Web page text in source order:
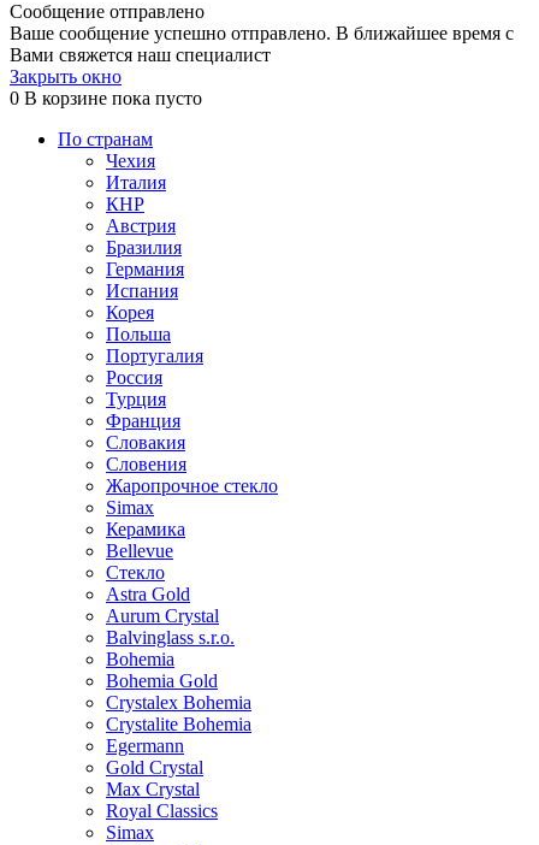
Сообщение отправлено
Ваше сообщение успешно отправлено. В ближайшее время с
Вами свяжется наш специалист
Закрыть окно
0 В корзине пока пусто
По странам
Чехия
Италия
КНР
Австрия
Бразилия
Германия
Испания
Корея
Польша
Португалия
Россия
Турция
Франция
Словакия
Словения
Жаропрочное стекло
Simax
Керамика
Bellevue
Стекло
Astra Gold
Aurum Crystal
Balvinglass s.r.o.
Bohemia
Bohemia Gold
Crystalex Bohemia
Crystalite Bohemia
Egermann
Gold Crystal
Max Crystal
Royal Classics
Simax